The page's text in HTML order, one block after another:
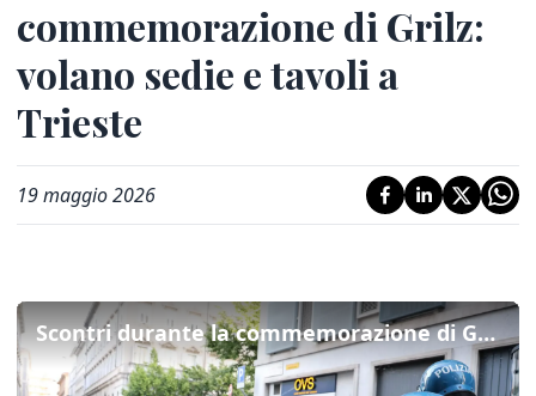
commemorazione di Grilz:
volano sedie e tavoli a
Trieste
19 maggio 2026
Scontri durante la commemorazione di Grilz: volano sedie e tavoli a Trieste